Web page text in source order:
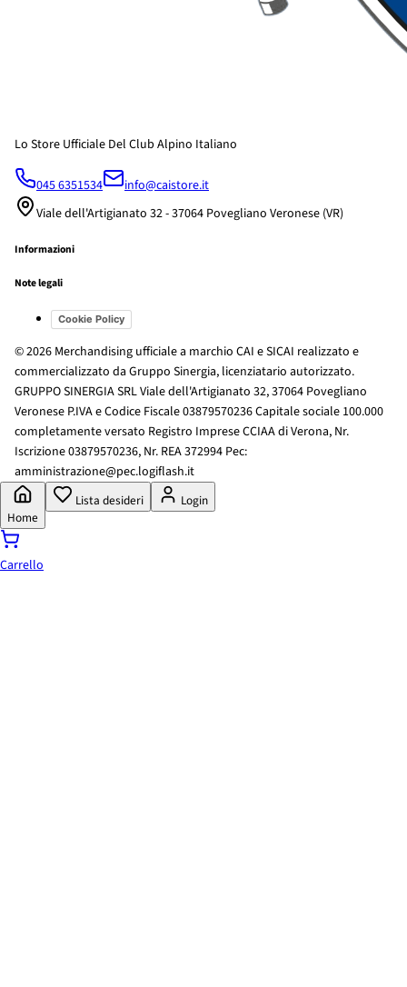
Lo Store Ufficiale Del Club Alpino Italiano
045 6351534
info@caistore.it
Viale dell'Artigianato 32 - 37064 Povegliano Veronese (VR)
Informazioni
Note legali
Cookie Policy
© 2026 Merchandising ufficiale a marchio CAI e SICAI realizzato e
commercializzato da Gruppo Sinergia, licenziatario autorizzato.
GRUPPO SINERGIA SRL Viale dell'Artigianato 32, 37064 Povegliano
Veronese P.IVA e Codice Fiscale 03879570236 Capitale sociale 100.000
completamente versato Registro Imprese CCIAA di Verona, Nr.
Iscrizione 03879570236, Nr. REA 372994 Pec:
amministrazione@pec.logiflash.it
Home
Lista desideri Login
Carrello